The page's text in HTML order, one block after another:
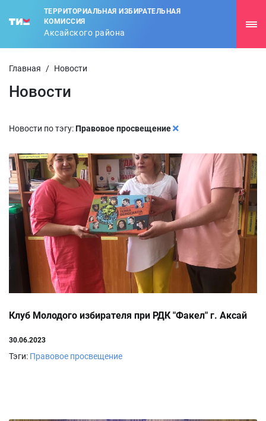
ТЕРРИТОРИАЛЬНАЯ ИЗБИРАТЕЛЬНАЯ
КОМИССИЯ
Аксайского района
Главная / Новости
Новости
Новости по тэгу: Правовое просвещение
Клуб Молодого избирателя при РДК "Факел" г. Аксай
30.06.2023
Тэги: Правовое просвещение